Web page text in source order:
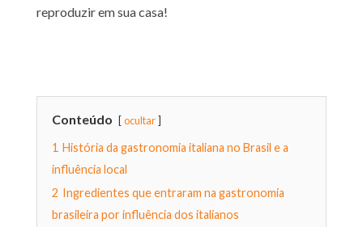
reproduzir em sua casa!
Conteúdo ocultar
1 História da gastronomia italiana no Brasil e a
influência local
2 Ingredientes que entraram na gastronomia
brasileira por influência dos italianos